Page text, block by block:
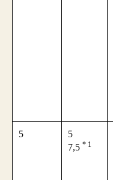
5
5
7,5 * 1